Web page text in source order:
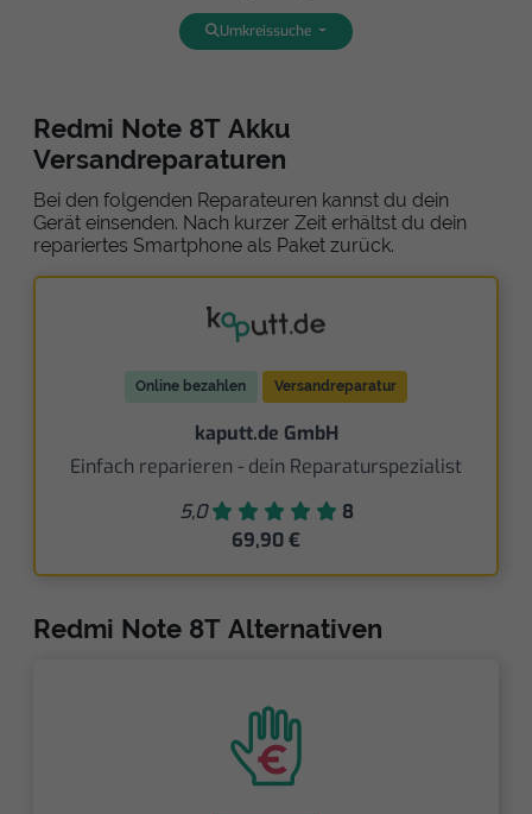
Umkreissuche
Redmi Note 8T Akku
Versandreparaturen
Bei den folgenden Reparateuren kannst du dein
Gerät einsenden. Nach kurzer Zeit erhältst du dein
repariertes Smartphone als Paket zurück.
Online bezahlen Versandreparatur
kaputt.de GmbH
Einfach reparieren - dein Reparaturspezialist
5,0
8
69,90 €
Redmi Note 8T Alternativen